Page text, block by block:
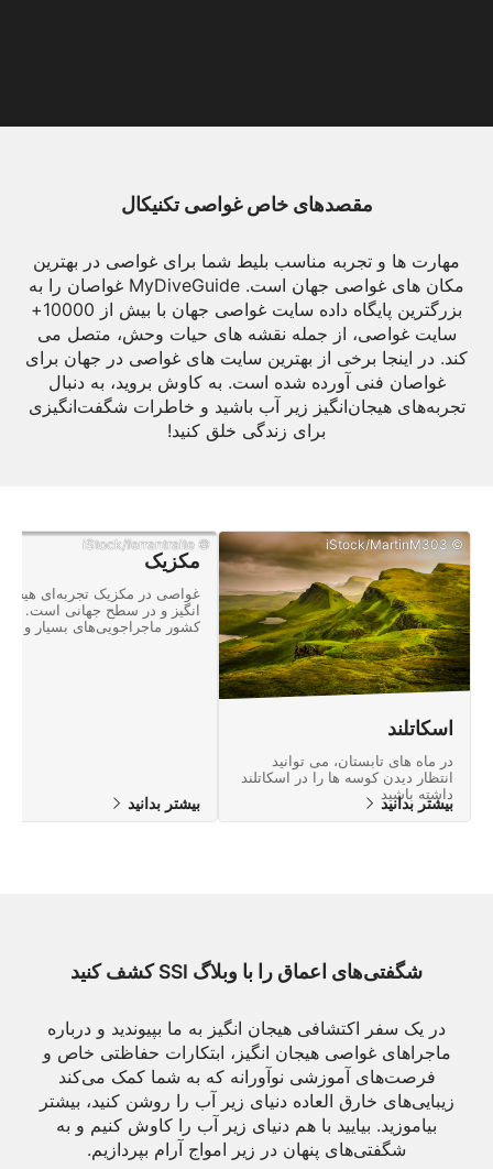
مقصدهای خاص غواصی تکنیکال
مهارت ها و تجربه مناسب بلیط شما برای غواصی در بهترین
مکان های غواصی جهان است. MyDiveGuide غواصان را به
بزرگترین پایگاه داده سایت غواصی جهان با بیش از 10000+
سایت غواصی، از جمله نقشه های حیات وحش، متصل می
کند. در اینجا برخی از بهترین سایت های غواصی در جهان برای
غواصان فنی آورده شده است. به کاوش بروید، به دنبال
تجربه‌های هیجان‌انگیز زیر آب باشید و خاطرات شگفت‌انگیزی
برای زندگی خلق کنید!
© iStock/MartinM303
اسکاتلند
در ماه های تابستان، می توانید
انتظار دیدن کوسه ها را در اسکاتلند
داشته باشید
بیشتر بدانید
© iStock/ferrantraite
مکزیک
غواصی در مکزیک تجربه‌ای هیجان
انگیز و در سطح جهانی است. این
کشور ماجراجویی‌های بسیار و
بیشتر بدانید
شگفتی‌های اعماق را با وبلاگ SSI کشف کنید
در یک سفر اکتشافی هیجان انگیز به ما بپیوندید و درباره
ماجراهای غواصی هیجان انگیز، ابتکارات حفاظتی خاص و
فرصت‌های آموزشی نوآورانه که به شما کمک می‌کند
زیبایی‌های خارق العاده دنیای زیر آب را روشن کنید، بیشتر
بیاموزید. بیایید با هم دنیای زیر آب را کاوش کنیم و به
شگفتی‌های پنهان در زیر امواج آرام بپردازیم.